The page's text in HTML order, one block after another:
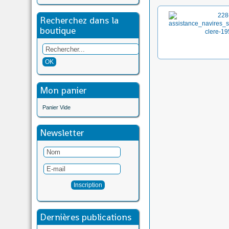
Recherchez dans la
boutique
Mon panier
Panier Vide
Newsletter
Dernières publications